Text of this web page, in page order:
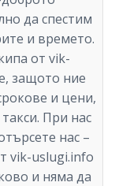
да спестим
и времето.
от vik-
защото ние
и цени,
При нас
нас –
vik-uslugi.info
и няма да